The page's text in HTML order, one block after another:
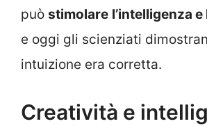
può stimolare l’intelligenza
e oggi gli scienziati
intuizione era corretta.
Creatività e